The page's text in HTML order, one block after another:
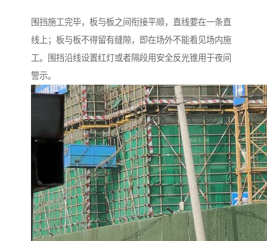
围挡施工完毕，板与板之间衔接平顺，直线要在一条直
线上；板与板不得留有缝隙，即在场外不能看见场内施
工。围挡沿线设置红灯或者隔段用安全反光锥用于夜间
警示。